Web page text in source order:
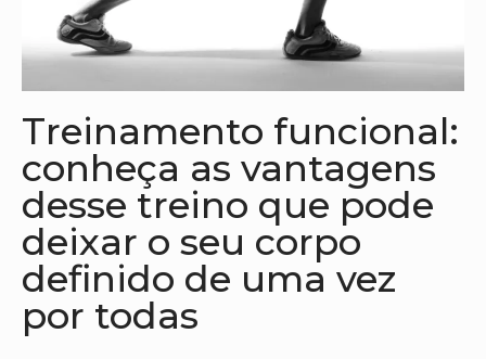
Treinamento funcional:
conheça as vantagens
desse treino que pode
deixar o seu corpo
definido de uma vez
por todas